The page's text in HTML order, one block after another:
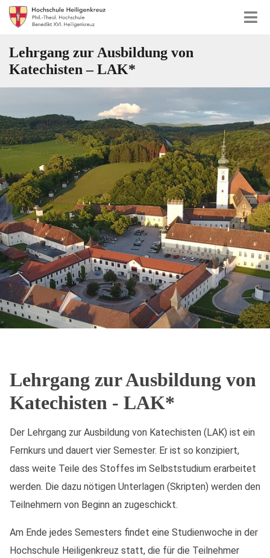
Lehrgang zur Ausbildung von
Katechisten – LAK*
Lehrgang zur Ausbildung von
Katechisten - LAK*
Der Lehrgang zur Ausbildung von Katechisten (LAK) ist ein
Fernkurs und dauert vier Semester. Er ist so konzipiert,
dass weite Teile des Stoffes im Selbststudium erarbeitet
werden. Die dazu nötigen Unterlagen (Skripten) werden den
Teilnehmern von Beginn an zugeschickt.
Am Ende jedes Semesters findet eine Studienwoche in der
Hochschule Heiligenkreuz statt, die für die Teilnehmer